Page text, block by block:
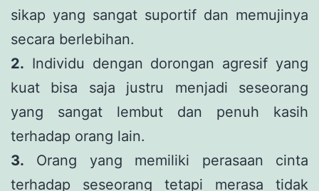
sikap yang sangat suportif dan memujinya
secara berlebihan.
2. Individu dengan dorongan agresif yang
kuat bisa saja justru menjadi seseorang
yang sangat lembut dan penuh kasih
terhadap orang lain.
3. Orang yang memiliki perasaan cinta
terhadap seseorang tetapi merasa tidak